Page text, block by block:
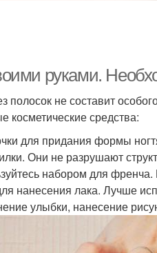
руками.
не составит
средства:
для придания формы
Они не разрушают
набором для френча.
нанесения лака. Лучше
улыбки, нанесение